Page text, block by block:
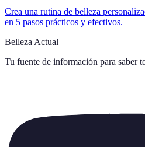
Crea una rutina de belleza
en 5 pasos prácticos y efectivos.
Belleza Actual
Tu fuente de información para saber